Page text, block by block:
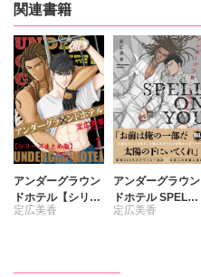
関連書籍
アンダーグラウン
ドホテル【シリー
ズまとめ版】
定広美香
アンダーグラウン
ドホテル SPELL
ON YOU【単行本
定広美香